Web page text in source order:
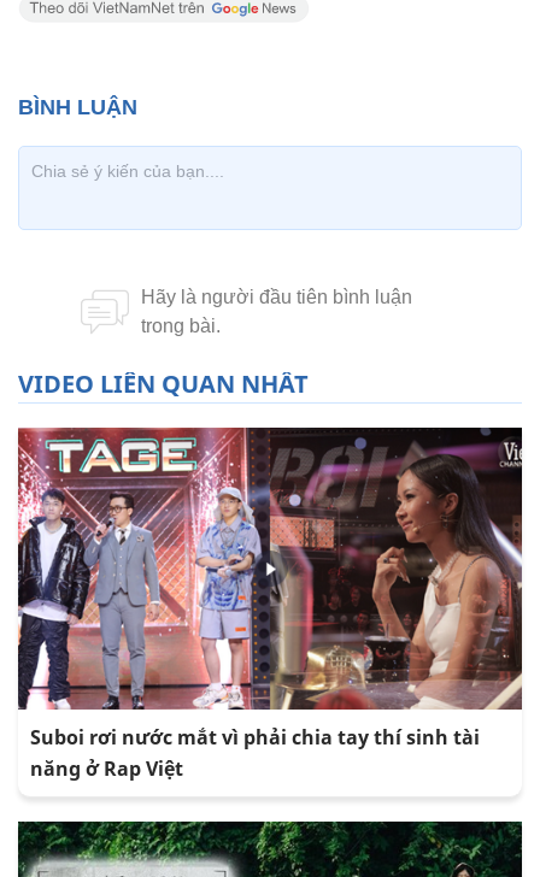
VIDEO LIÊN QUAN NHẤT
Suboi rơi nước mắt vì phải chia tay thí sinh tài
năng ở Rap Việt